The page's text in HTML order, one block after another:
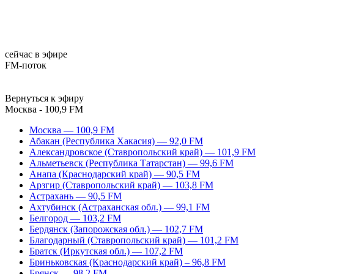
сейчас в эфире
FM-поток
Вернуться к эфиру
Москва - 100,9 FM
Москва — 100,9 FM
Абакан (Республика Хакасия) — 92,0 FM
Александровское (Ставропольский край) — 101,9 FM
Альметьевск (Республика Татарстан) — 99,6 FM
Анапа (Краснодарский край) — 90,5 FM
Арзгир (Ставропольский край) — 103,8 FM
Астрахань — 90,5 FM
Ахтубинск (Астраханская обл.) — 99,1 FM
Белгород — 103,2 FM
Бердянск (Запорожская обл.) — 102,7 FM
Благодарный (Ставропольский край) — 101,2 FM
Братск (Иркутская обл.) — 107,2 FM
Бриньковская (Краснодарский край) – 96,8 FM